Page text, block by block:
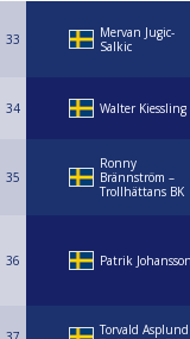
33
Mervan Jugic-
Salkic
34 Walter Kiessling
35
Ronny
Brännström –
Trollhättans BK
36 Patrik Johansson
Torvald Asplund